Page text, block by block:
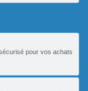
pour vos achats